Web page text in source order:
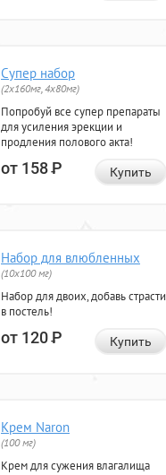
Супер набор
(2х160мг, 4х80мг)
Попробуй все супер препараты
для усиления эрекции и
продления полового акта!
от 158Р Купить
Набор для влюбленных
(10х100 мг)
Набор для двоих, добавь страсти
в постель!
от 120Р Купить
Крем Naron
(100 мг)
Крем для сужения влагалища